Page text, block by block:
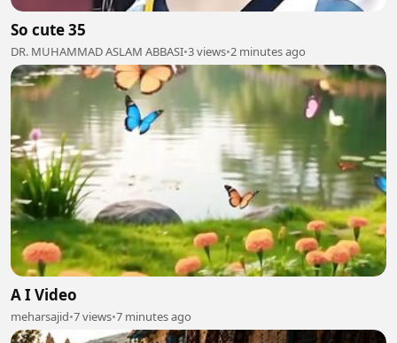
So cute 35
DR. MUHAMMAD ASLAM ABBASI•3 views•2 minutes ago
A I Video
meharsajid•7 views•7 minutes ago